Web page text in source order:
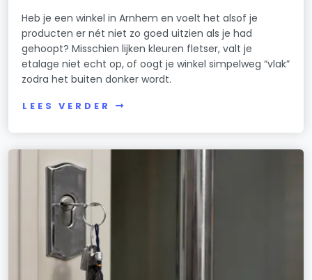
Heb je een winkel in Arnhem en voelt het alsof je
producten er nét niet zo goed uitzien als je had
gehoopt? Misschien lijken kleuren fletser, valt je
etalage niet echt op, of oogt je winkel simpelweg “vlak”
zodra het buiten donker wordt.
LEES VERDER